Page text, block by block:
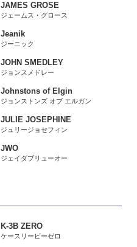
JAMES GROSE
ジェームス・グロース
Jeanik
ジーニック
JOHN SMEDLEY
ジョンスメドレー
Johnstons of Elgin
ジョンストンズ オブ エルガン
JULIE JOSEPHINE
ジュリージョセフィン
JWO
ジェイダブリューオー
K-3B ZERO
ケースリービーゼロ